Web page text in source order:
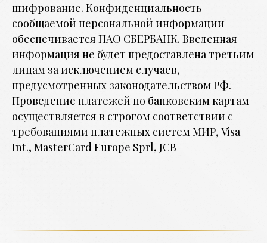
шифрование. Конфиденциальность
сообщаемой персональной информации
обеспечивается ПАО СБЕРБАНК. Введенная
информация не будет предоставлена третьим
лицам за исключением случаев,
предусмотренных законодательством РФ.
Проведение платежей по банковским картам
осуществляется в строгом соответствии с
требованиями платежных систем МИР, Visa
Int., MasterCard Europe Sprl, JCB